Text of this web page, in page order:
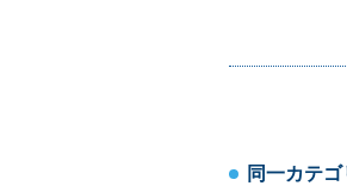
同一カテ